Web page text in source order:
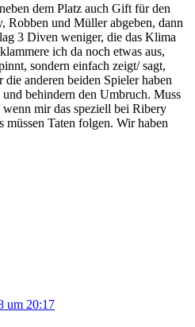
dem Platz auch Gift für den
Robben und Müller abgeben, dann
3 Diven weniger, die das Klima
ich da noch etwas aus,
sondern einfach zeigt/ sagt,
die anderen beiden Spieler haben
behindern den Umbruch. Muss
wenn mir das speziell bei Ribery
Taten folgen. Wir haben
um 20:17